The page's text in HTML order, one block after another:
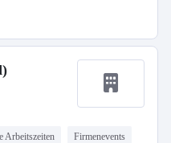
Arbeitszeiten Firmenevents